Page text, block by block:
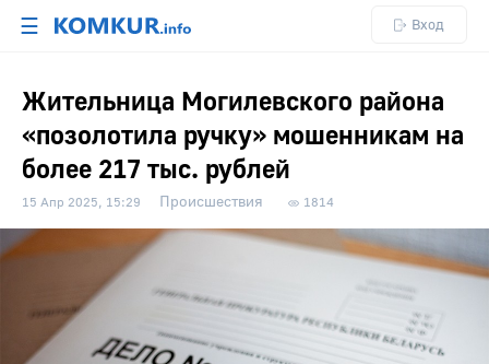
☰ Вход
Жительница Могилевского района
«позолотила ручку» мошенникам на
более 217 тыс. рублей
15 Апр 2025, 15:29 Происшествия 1814